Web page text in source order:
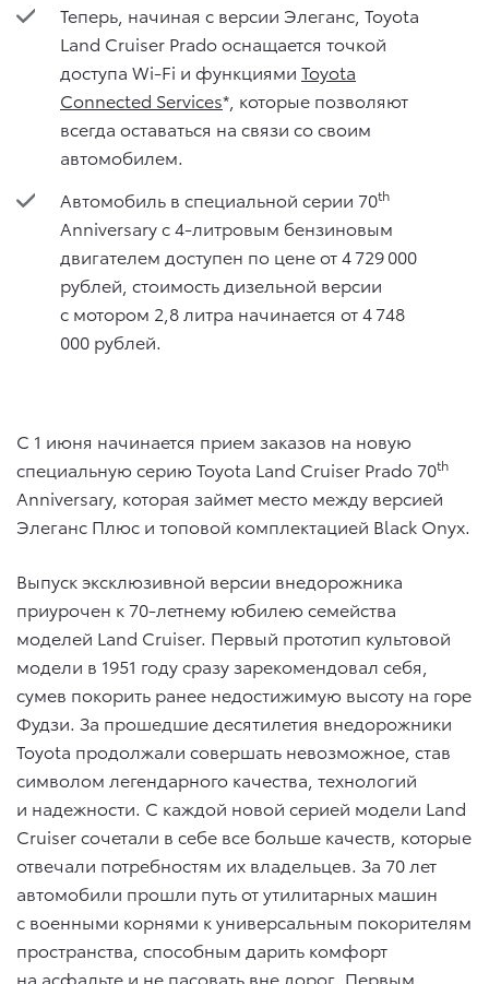
Теперь, начиная с версии Элеганс, Toyota
Land Cruiser Prado оснащается точкой
доступа Wi-Fi и функциями Toyota
Connected Services*, которые позволяют
всегда оставаться на связи со своим
автомобилем.
Автомобиль в специальной серии 70th
Anniversary c 4-литровым бензиновым
двигателем доступен по цене от 4 729 000
рублей, стоимость дизельной версии
с мотором 2,8 литра начинается от 4 748
000 рублей.
С 1 июня начинается прием заказов на новую
специальную серию Toyota Land Cruiser Prado 70th
Anniversary, которая займет место между версией
Элеганс Плюс и топовой комплектацией Black Onyx.
Выпуск эксклюзивной версии внедорожника
приурочен к 70-летнему юбилею семейства
моделей Land Cruiser. Первый прототип культовой
модели в 1951 году сразу зарекомендовал себя,
сумев покорить ранее недостижимую высоту на горе
Фудзи. За прошедшие десятилетия внедорожники
Toyota продолжали совершать невозможное, став
символом легендарного качества, технологий
и надежности. С каждой новой серией модели Land
Cruiser сочетали в себе все больше качеств, которые
отвечали потребностям их владельцев. За 70 лет
автомобили прошли путь от утилитарных машин
с военными корнями к универсальным покорителям
пространства, способным дарить комфорт
на асфальте и не пасовать вне дорог. Первым